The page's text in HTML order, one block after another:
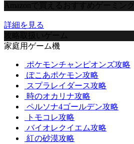
Amazonで買えるおすすめゲーミン
詳細を見る
攻略取扱いゲーム
家庭用ゲーム機
ポケモンチャンピオンズ攻略
ぽこあポケモン攻略
スプラレイダース攻略
時のオカリナ攻略
ペルソナ4ゴールデン攻略
トモコレ攻略
バイオレクイエム攻略
紅の砂漠攻略